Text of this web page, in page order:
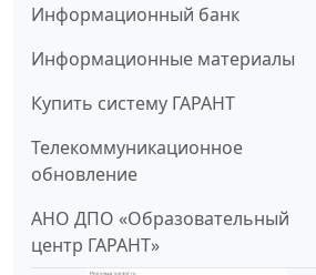
Информационный банк
Информационные материалы
Купить систему ГАРАНТ
Телекоммуникационное
обновление
АНО ДПО «Образовательный
центр ГАРАНТ»